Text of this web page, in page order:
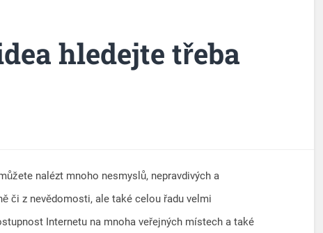
hledejte třeba
nalézt mnoho nesmyslů, nepravdivých a
či z nevědomosti, ale také celou řadu velmi
Internetu na mnoha veřejných místech a také